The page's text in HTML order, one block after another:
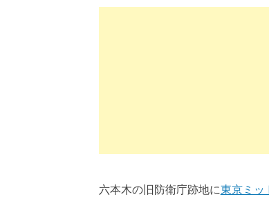
六本木の旧防衛庁跡地に東京ミ